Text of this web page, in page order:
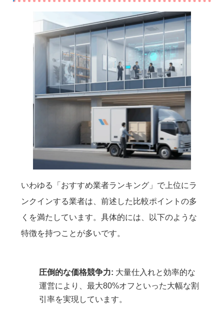
いわゆる「おすすめ業者ランキング」で上位にラ
ンクインする業者は、前述した比較ポイントの多
くを満たしています。具体的には、以下のような
特徴を持つことが多いです。
圧倒的な価格競争力: 大量仕入れと効率的な
運営により、最大80%オフといった大幅な割
引率を実現しています。